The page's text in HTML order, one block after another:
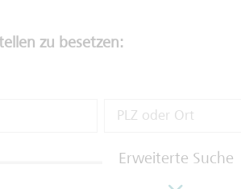
zu besetzen:
Erweiterte Suche